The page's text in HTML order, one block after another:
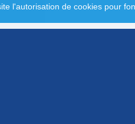
l'autorisation de cookies pour